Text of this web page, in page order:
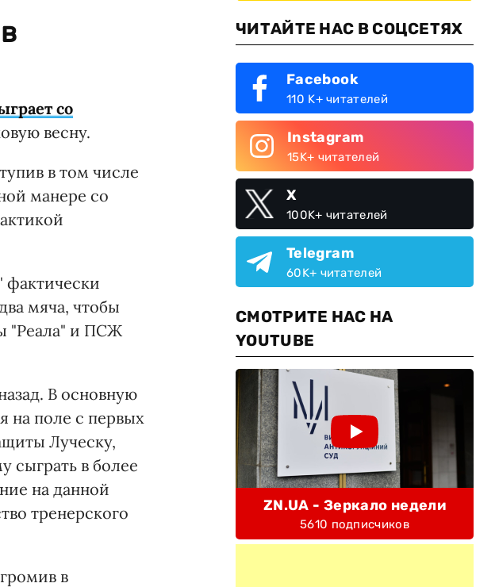
со
весну.
в том числе
манере со
фактически
мяча, чтобы
"Реала" и ПСЖ
В основную
на поле с первых
Луческу,
сыграть в более
на данной
тренерского
в
ЧИТАЙТЕ НАС В СОЦСЕТЯХ
Facebook
110 K+ читателей
Instagram
15K+ читателей
X
100K+ читателей
Telegram
60K+ читателей
СМОТРИТЕ НАС НА
YOUTUBE
ZN.UA - Зеркало недели
5610 подписчиков